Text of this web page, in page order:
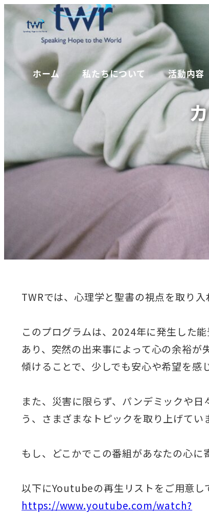
ホーム 私たちについて 活動内容
TWRでは、心理学と聖書の視点を取り入
このプログラムは、2024年に発生した
あり、突然の出来事によって心の余裕が
傾けることで、少しでも安心や希望を感
また、災害に限らず、パンデミックや
う、さまざまなトピックを取り上げてい
もし、どこかでこの番組があなたの心に
以下にYoutubeの再生リストをご用意し
https://www.youtube.com/watch?